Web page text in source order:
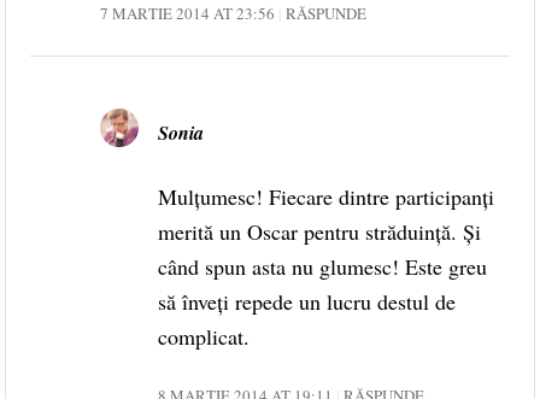
7 MARTIE 2014 AT 23:56 RĂSPUNDE
Sonia
Mulțumesc! Fiecare dintre participanți
merită un Oscar pentru străduință. Și
când spun asta nu glumesc! Este greu
să înveți repede un lucru destul de
complicat.